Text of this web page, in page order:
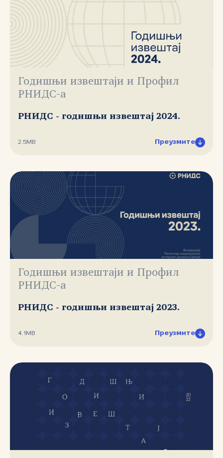
Годишњи извештаји и Профил
РНИДС-а
РНИДС - годишњи извештај 2024.
2.5MB Преузмите
Годишњи извештаји и Профил
РНИДС-а
РНИДС - годишњи извештај 2023.
4.1MB Преузмите